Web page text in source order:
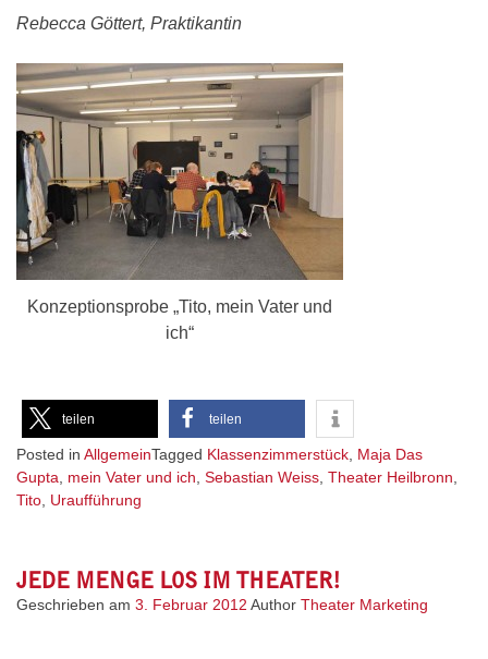
Rebecca Göttert, Praktikantin
Konzeptionsprobe „Tito, mein Vater und
ich“
teilen teilen
Posted in AllgemeinTagged Klassenzimmerstück Maja Das
Gupta
mein Vater und ich Sebastian Weiss Theater Heilbronn
Tito Uraufführung
JEDE MENGE LOS IM THEATER!
Geschrieben am 3. Februar 2012 Author Theater Marketing